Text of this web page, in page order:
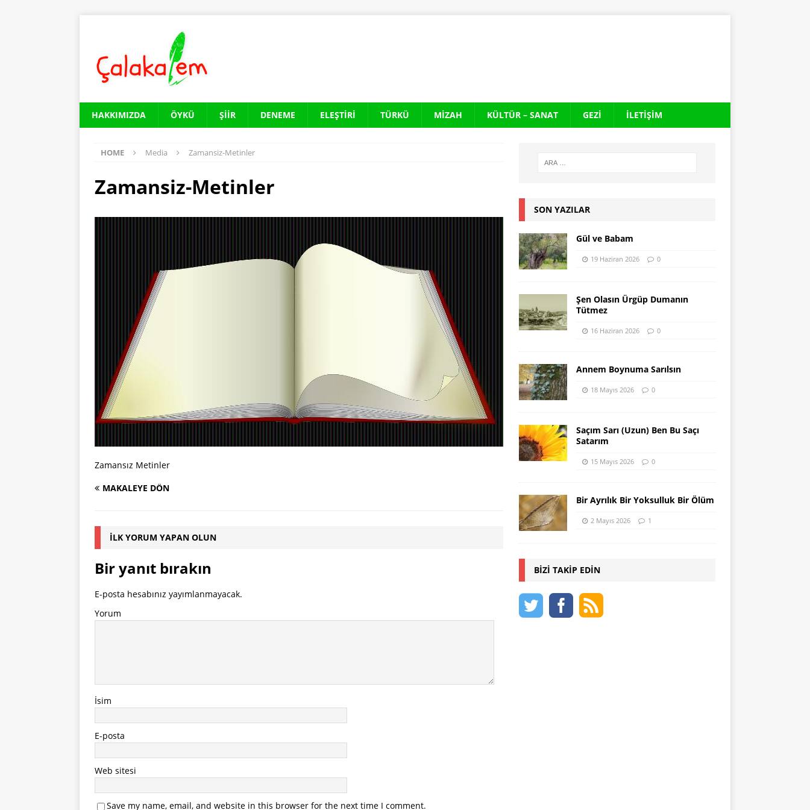
HAKKIMIZDA ÖYKÜ ŞIIR DENEME ELEŞTIRI TÜRKÜ MIZAH KÜLTÜR – SANAT GEZI İLETIŞIM
HOME Media Zamansiz-Metinler
Zamansiz-Metinler
Zamansız Metinler
MAKALEYE DÖN
İLK YORUM YAPAN OLUN
Bir yanıt bırakın
E-posta hesabınız yayımlanmayacak.
Yorum
İsim
E-posta
Web sitesi
Save my name, email, and website in this browser for the next time I comment.
SON YAZILAR
Gül ve Babam
19 Haziran 2026 0
Şen Olasın Ürgüp Dumanın
Tütmez
16 Haziran 2026 0
Annem Boynuma Sarılsın
18 Mayıs 2026 0
Saçım Sarı (Uzun) Ben Bu Saçı
Satarım
15 Mayıs 2026 0
Bir Ayrılık Bir Yoksulluk Bir Ölüm
2 Mayıs 2026 1
BIZI TAKIP EDIN